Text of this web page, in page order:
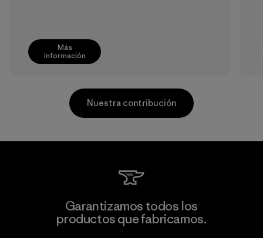
Más
información
Supertex S.A.
Factory
Nuestra contribución
Garantizamos todos los
productos que fabricamos.